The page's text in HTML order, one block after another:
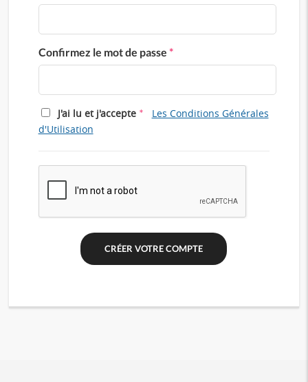
Confirmez le mot de passe *
J'ai lu et j'accepte *
Les Conditions Générales
d'Utilisation